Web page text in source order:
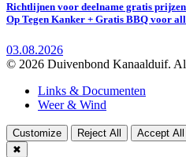
Richtlijnen voor deelname gratis
Op Tegen Kanker + Gratis BBQ voor
03.08.2026
© 2026 Duivenbond Kanaalduif.
Links & Documenten
Weer & Wind
Customize Reject All
Accept All
✖